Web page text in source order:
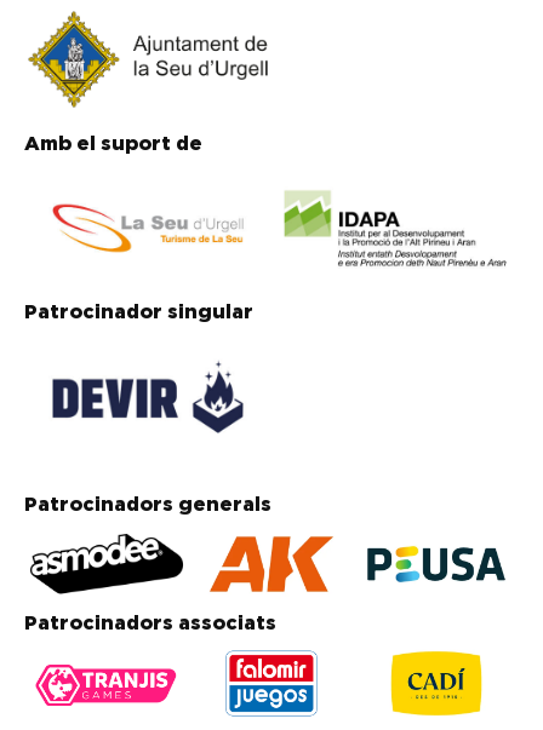
Amb el suport de
Patrocinador singular
Patrocinadors generals
Patrocinadors associats